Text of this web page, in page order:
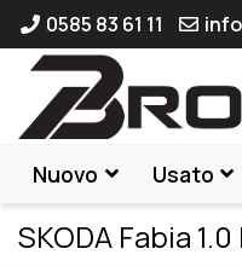
0585 83 61 11
Nuovo Usato
SKODA Fabia